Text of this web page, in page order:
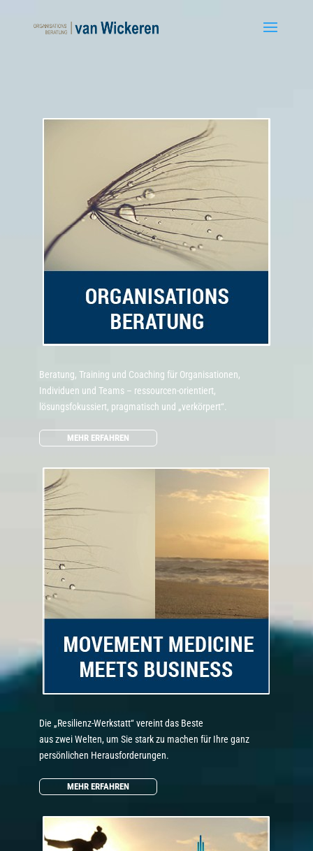
Beratung, Training und Coaching für Organisationen,
Individuen und Teams – ressourcen-orientiert,
lösungsfokussiert, pragmatisch und „verkörpert“.
MEHR ERFAHREN
Die „Resilienz-Werkstatt“ vereint das Beste
aus zwei Welten, um Sie stark zu machen für Ihre ganz
persönlichen Herausforderungen.
MEHR ERFAHREN